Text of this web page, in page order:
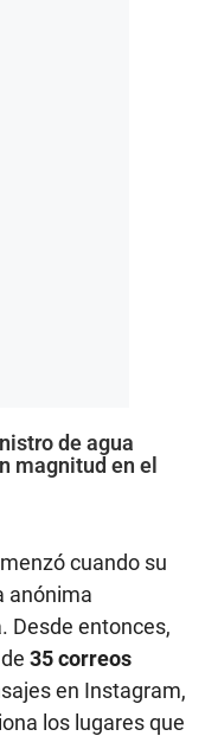
de agua
magnitud en el
cuando su
anónima
Desde entonces,
35 correos
en Instagram,
los lugares que